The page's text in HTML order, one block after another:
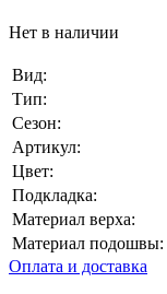
Нет в наличии
Вид:
Тип:
Сезон:
Артикул:
Цвет:
Подкладка:
Материал верха:
Материал подошвы:
Оплата и доставка